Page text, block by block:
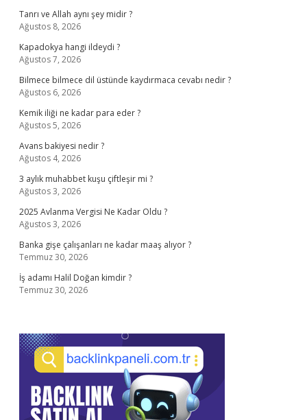
Tanrı ve Allah aynı şey midir ?
Ağustos 8, 2026
Kapadokya hangi ildeydi ?
Ağustos 7, 2026
Bilmece bilmece dil üstünde kaydırmaca cevabı nedir ?
Ağustos 6, 2026
Kemik iliği ne kadar para eder ?
Ağustos 5, 2026
Avans bakiyesi nedir ?
Ağustos 4, 2026
3 aylık muhabbet kuşu çiftleşir mi ?
Ağustos 3, 2026
2025 Avlanma Vergisi Ne Kadar Oldu ?
Ağustos 3, 2026
Banka gişe çalışanları ne kadar maaş alıyor ?
Temmuz 30, 2026
İş adamı Halil Doğan kimdir ?
Temmuz 30, 2026